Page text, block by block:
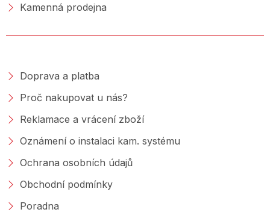
Kamenná prodejna
Doprava a platba
Proč nakupovat u nás?
Reklamace a vrácení zboží
Oznámení o instalaci kam. systému
Ochrana osobních údajů
Obchodní podmínky
Poradna